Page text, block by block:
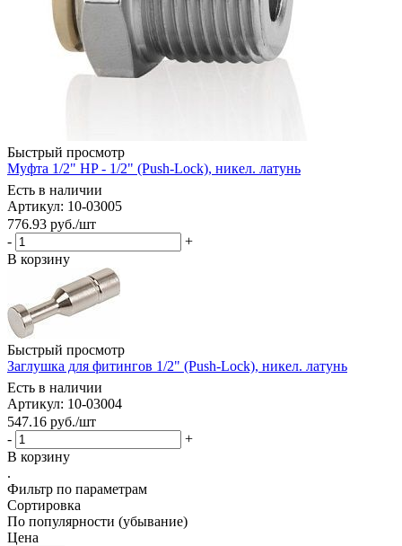
Быстрый просмотр
Муфта 1/2" HP - 1/2" (Push-Lock), никел. латунь
Есть в наличии
Артикул: 10-03005
776.93 руб./шт
-
+
В корзину
Быстрый просмотр
Заглушка для фитингов 1/2" (Push-Lock), никел. латунь
Есть в наличии
Артикул: 10-03004
547.16 руб./шт
-
+
В корзину
.
Фильтр по параметрам
Сортировка
По популярности (убывание)
Цена